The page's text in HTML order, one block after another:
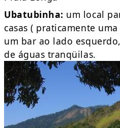
Ubatubinha: um local
casas ( praticamente
um bar ao lado
de águas tranqüilas.